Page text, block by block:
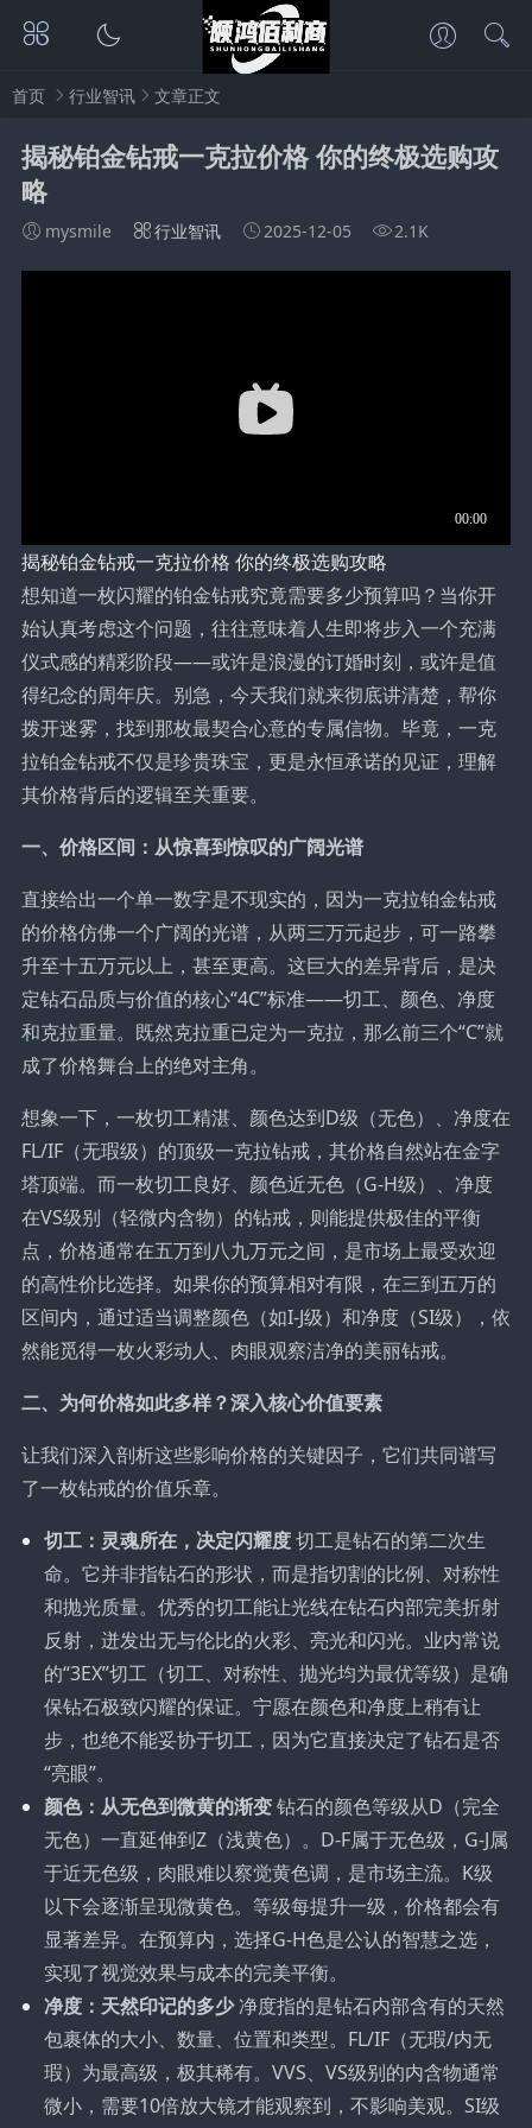
首页 行业智讯 文章正文
揭秘铂金钻戒一克拉价格 你的终极选购攻
略
mysmile 行业智讯 2025-12-05 2.1K
揭秘铂金钻戒一克拉价格 你的终极选购攻略
想知道一枚闪耀的铂金钻戒究竟需要多少预算吗？当你开
始认真考虑这个问题，往往意味着人生即将步入一个充满
仪式感的精彩阶段——或许是浪漫的订婚时刻，或许是值
得纪念的周年庆。别急，今天我们就来彻底讲清楚，帮你
拨开迷雾，找到那枚最契合心意的专属信物。毕竟，一克
拉铂金钻戒不仅是珍贵珠宝，更是永恒承诺的见证，理解
其价格背后的逻辑至关重要。
一、价格区间：从惊喜到惊叹的广阔光谱
直接给出一个单一数字是不现实的，因为一克拉铂金钻戒
的价格仿佛一个广阔的光谱，从两三万元起步，可一路攀
升至十五万元以上，甚至更高。这巨大的差异背后，是决
定钻石品质与价值的核心“4C”标准——切工、颜色、净度
和克拉重量。既然克拉重已定为一克拉，那么前三个“C”就
成了价格舞台上的绝对主角。
想象一下，一枚切工精湛、颜色达到D级（无色）、净度在
FL/IF（无瑕级）的顶级一克拉钻戒，其价格自然站在金字
塔顶端。而一枚切工良好、颜色近无色（G-H级）、净度
在VS级别（轻微内含物）的钻戒，则能提供极佳的平衡
点，价格通常在五万到八九万元之间，是市场上最受欢迎
的高性价比选择。如果你的预算相对有限，在三到五万的
区间内，通过适当调整颜色（如I-J级）和净度（SI级），依
然能觅得一枚火彩动人、肉眼观察洁净的美丽钻戒。
二、为何价格如此多样？深入核心价值要素
让我们深入剖析这些影响价格的关键因子，它们共同谱写
了一枚钻戒的价值乐章。
切工：灵魂所在，决定闪耀度切工是钻石的第二次生
命。它并非指钻石的形状，而是指切割的比例、对称性
和抛光质量。优秀的切工能让光线在钻石内部完美折射
反射，迸发出无与伦比的火彩、亮光和闪光。业内常说
的“3EX”切工（切工、对称性、抛光均为最优等级）是确
保钻石极致闪耀的保证。宁愿在颜色和净度上稍有让
步，也绝不能妥协于切工，因为它直接决定了钻石是否
“亮眼”。
颜色：从无色到微黄的渐变钻石的颜色等级从D（完全
无色）一直延伸到Z（浅黄色）。D-F属于无色级，G-J属
于近无色级，肉眼难以察觉黄色调，是市场主流。K级
以下会逐渐呈现微黄色。等级每提升一级，价格都会有
显著差异。在预算内，选择G-H色是公认的智慧之选，
实现了视觉效果与成本的完美平衡。
净度：天然印记的多少净度指的是钻石内部含有的天然
包裹体的大小、数量、位置和类型。FL/IF（无瑕/内无
瑕）为最高级，极其稀有。VVS、VS级别的内含物通常
微小，需要10倍放大镜才能观察到，不影响美观。SI级